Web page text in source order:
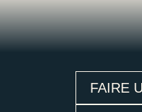
FAIRE